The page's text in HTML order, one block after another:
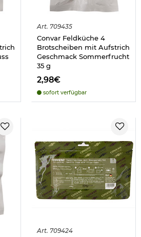
Art. 709435
Convar Feldküche 4
Brotscheiben mit Aufstrich
Geschmack Sommerfrucht
35 g
2,98€
sofort verfügbar
Art. 709424